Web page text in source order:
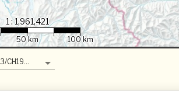
1 : 1,961,421
50 km 100 km
LV03/CH1903